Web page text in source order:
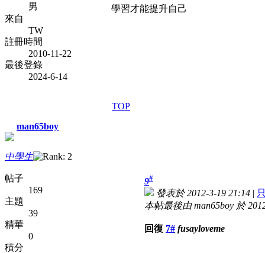
男
來自
TW
註冊時間
2010-11-22
最後登錄
2024-6-14
學習才能提升自己
TOP
man65boy
中學生
帖子
169
主題
39
精華
0
積分
9#
發表於 2012-3-19 21:14 |
本帖最後由 man65boy 於
回復 7# fusayloveme